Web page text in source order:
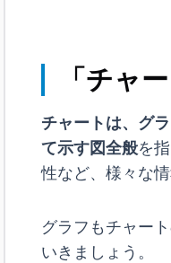
「チャ
チャートは、グ
て示す図全般を
性など、様々な情
グラフもチャー
いきましょう。